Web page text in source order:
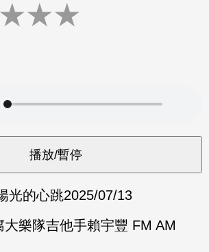
★★★
光的心跳2025/07/13
樂隊吉他手賴宇豐 FM AM